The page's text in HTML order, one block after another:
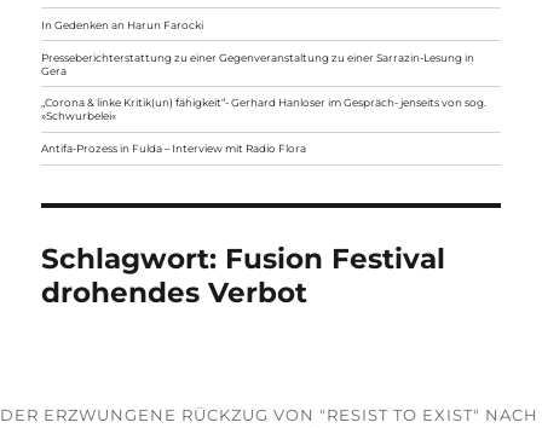
In Gedenken an Harun Farocki
Presseberichterstattung zu einer Gegenveranstaltung zu einer Sarrazin-Lesung in
Gera
„Corona & linke Kritik(un) fähigkeit“- Gerhard Hanloser im Gespräch- jenseits von sog.
»Schwurbelei«
Antifa-Prozess in Fulda – Interview mit Radio Flora
Schlagwort: Fusion Festival
drohendes Verbot
DER ERZWUNGENE RÜCKZUG VON "RESIST TO EXIST" NACH